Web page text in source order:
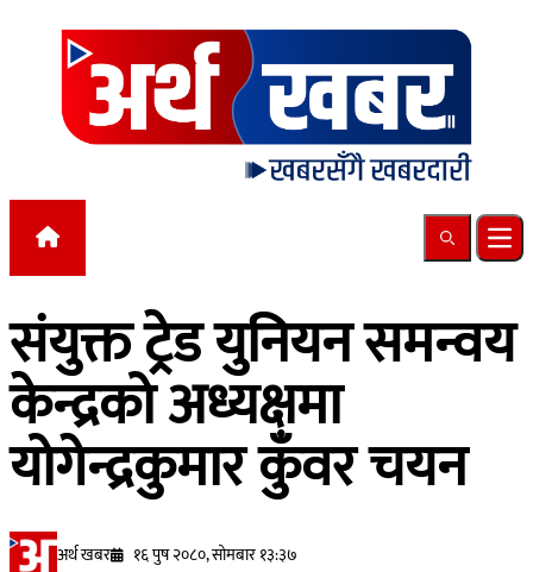
Skip to content
Search
संयुक्त ट्रेड युनियन समन्वय
केन्द्रको अध्यक्षमा
योगेन्द्रकुमार कुँवर चयन
अर्थ खबर १६ पुष २०८०, सोमबार १३:३७